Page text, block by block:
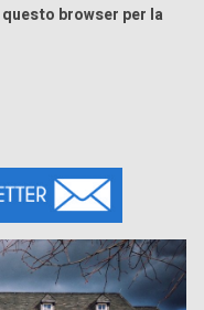
browser per la